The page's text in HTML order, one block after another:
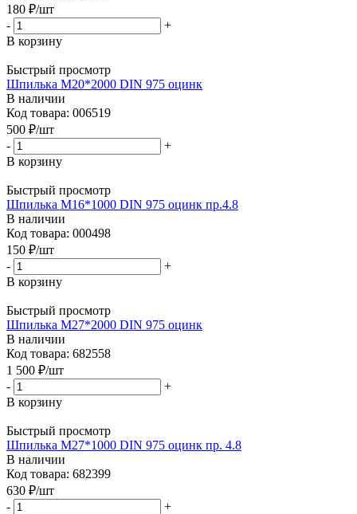
180 ₽/шт
-
+
В корзину
Быстрый просмотр
Шпилька М20*2000 DIN 975 оцинк
В наличии
Код товара: 006519
500 ₽/шт
-
+
В корзину
Быстрый просмотр
Шпилька М16*1000 DIN 975 оцинк пр.4.8
В наличии
Код товара: 000498
150 ₽/шт
-
+
В корзину
Быстрый просмотр
Шпилька М27*2000 DIN 975 оцинк
В наличии
Код товара: 682558
1 500 ₽/шт
-
+
В корзину
Быстрый просмотр
Шпилька М27*1000 DIN 975 оцинк пр. 4.8
В наличии
Код товара: 682399
630 ₽/шт
-
+